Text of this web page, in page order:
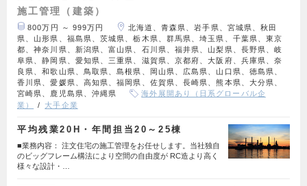
施工管理（建築）
800万円 ～ 999万円
北海道、青森県、岩手県、宮城県、秋田
県、山形県、福島県、茨城県、栃木県、群馬県、埼玉県、千葉県、東京
都、神奈川県、新潟県、富山県、石川県、福井県、山梨県、長野県、岐
阜県、静岡県、愛知県、三重県、滋賀県、京都府、大阪府、兵庫県、奈
良県、和歌山県、鳥取県、島根県、岡山県、広島県、山口県、徳島県、
香川県、愛媛県、高知県、福岡県、佐賀県、長崎県、熊本県、大分県、
宮崎県、鹿児島県、沖縄県
海外展開あり（日系グローバル企
業）
大手企業
平均残業20H・年間担当20～25棟
■業務内容： 注文住宅の施工管理をお任せします。当社独自
のビッグフレーム構法により空間の自由度が RC造より高く
様々な設計・…